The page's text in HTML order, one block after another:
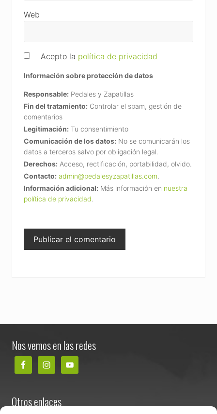
Web
Acepto la política de privacidad
Información sobre protección de datos
Responsable: Pedales y Zapatillas
Fin del tratamiento: Controlar el spam, gestión de
comentarios
Legitimación: Tu consentimiento
Comunicación de los datos: No se comunicarán los
datos a terceros salvo por obligación legal.
Derechos: Acceso, rectificación, portabilidad, olvido.
Contacto: admin@pedalesyzapatillas.com.
Información adicional: Más información en nuestra
política de privacidad.
Nos vemos en las redes
Otros enlaces